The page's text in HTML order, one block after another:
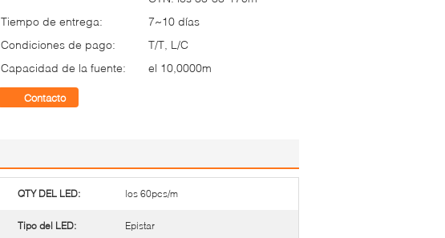
Tiempo de entrega:
7~10 días
Condiciones de pago:
T/T, L/C
Capacidad de la fuente:
el 10,0000m
Contacto
QTY DEL LED: los 60pcs/m
Tipo del LED: Epistar